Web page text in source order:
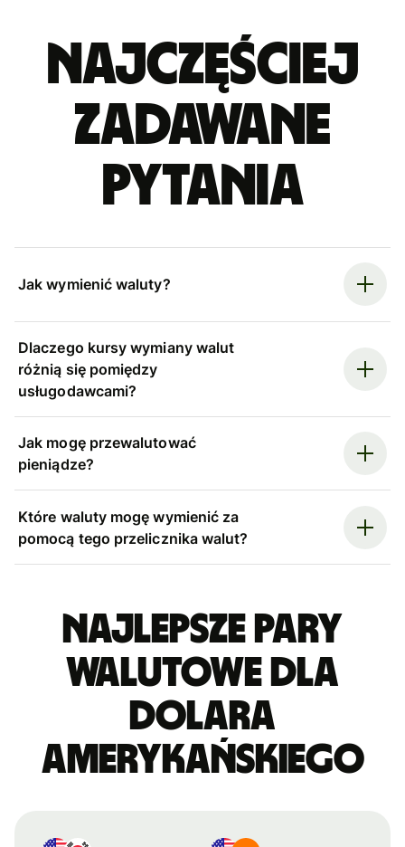
Najczęściej
zadawane
pytania
Jak wymienić waluty?
Dlaczego kursy wymiany walut
różnią się pomiędzy
usługodawcami?
Jak mogę przewalutować
pieniądze?
Które waluty mogę wymienić za
pomocą tego przelicznika walut?
Najlepsze pary
walutowe dla
dolara
amerykańskiego